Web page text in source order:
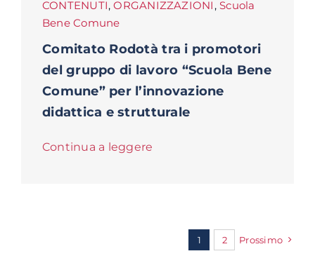
CONTENUTI,ORGANIZZAZIONI ,Scuola
Bene Comune
Comitato Rodotà tra i promotori
del gruppo di lavoro “Scuola Bene
Comune” per l’innovazione
didattica e strutturale
Continua a leggere
1 2 Prossimo